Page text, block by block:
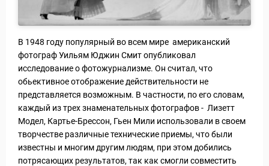
В 1948 году популярный во всем мире американский
фотограф Уильям Юджин Смит опубликовал
исследование о фотожурнализме. Он считал, что
обьективное отображение действительности не
представляется возможным. В частности, по его словам,
каждый из трех знаменательных фотографов - Лизетт
Модел, Картье-Брессон, Гьен Мили использовали в своем
творчестве различные технические приемы, что были
известны и многим другим людям, при этом добились
потрясающих результатов, так как смогли совместить